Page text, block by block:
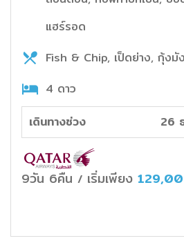
แฮร์รอด
Fish & Chip, เป็ดย่าง, กุ้งมั
4 ดาว
เดินทางช่วง
26
9วัน 6คืน / เริ่มเพียง